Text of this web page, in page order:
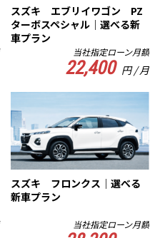
スズキ エブリイワゴン PZ
ターボスペシャル｜選べる新
車プラン
当社指定ローン月額
22,400 円 / 月
スズキ フロンクス｜選べる
新車プラン
当社指定ローン月額